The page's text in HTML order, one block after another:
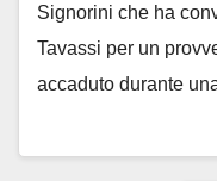
Signorini che ha
Tavassi per un
accaduto durante